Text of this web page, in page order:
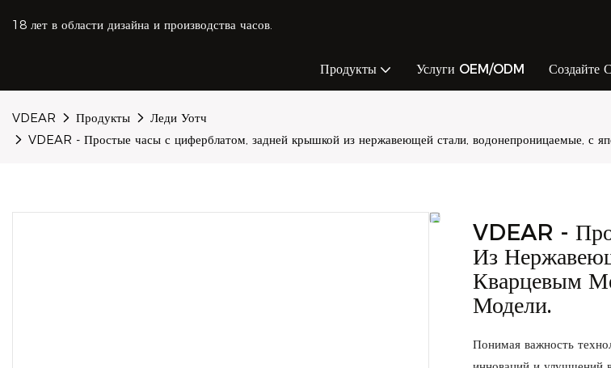
18 лет в области дизайна и производства часов.
Продукты Услуги OEM/ODM Создайте
VDEAR Продукты
Леди Уотч
VDEAR - Простые часы с циферблатом, задней крышкой из нержавеющей стали, водонепроницаемые, с
VDEAR -
Из
Кварцевым
Модели.
Понимая важность